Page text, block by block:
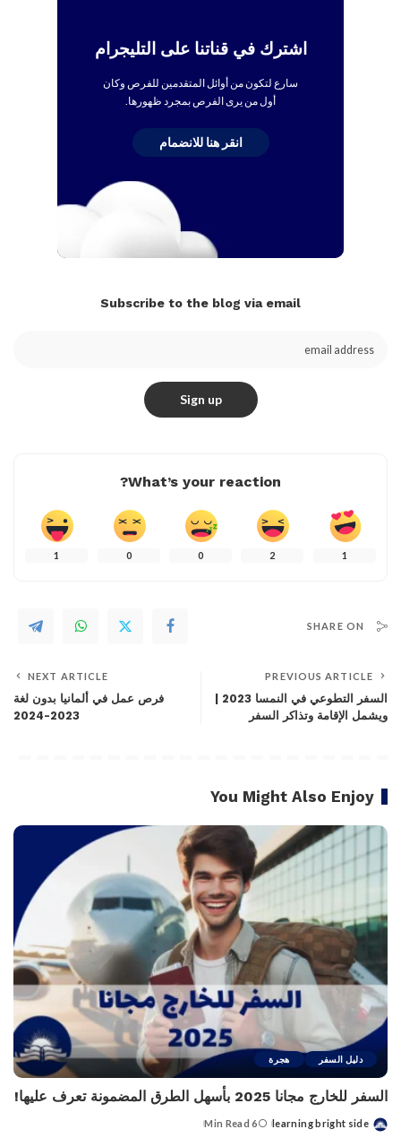
اشترك في قناتنا على التليجرام
سارع لتكون من أوائل المتقدمين للفرص وكان
أول من يرى الفرص بمجرد ظهورها.
انقر هنا للانضمام
Subscribe to the blog via email
What’s your reaction?
1
2
0
0
1
SHARE ON
PREVIOUS ARTICLE
ويشمل الإقامة وتذاكر السفر
NEXT ARTICLE
فرص عمل في ألمانيا بدون لغة
2023-2024
You Might Also Enjoy
دليل السفر هجرة
السفر للخارج مجانا 2025 بأسهل الطرق المضمونة تعرف عليها!
Posted
learning bright side
6 Min Read